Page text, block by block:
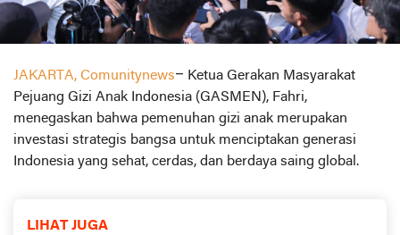
JAKARTA, Comunitynews– Ketua Gerakan Masyarakat
Pejuang Gizi Anak Indonesia (GASMEN), Fahri,
menegaskan bahwa pemenuhan gizi anak merupakan
investasi strategis bangsa untuk menciptakan generasi
Indonesia yang sehat, cerdas, dan berdaya saing global.
LIHAT JUGA